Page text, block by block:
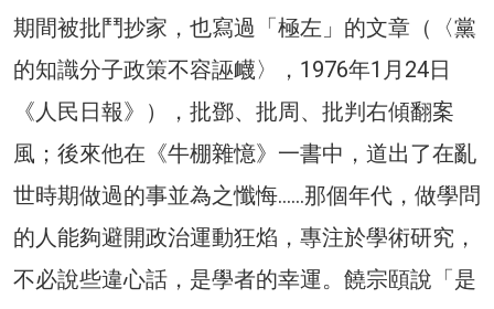
期間被批鬥抄家，也寫過「極左」的文章（〈黨
的知識分子政策不容誣衊〉，1976年1月24日
《人民日報》），批鄧、批周、批判右傾翻案
風；後來他在《牛棚雜憶》一書中，道出了在亂
世時期做過的事並為之懺悔……那個年代，做學問
的人能夠避開政治運動狂焰，專注於學術研究，
不必說些違心話，是學者的幸運。饒宗頤說「是